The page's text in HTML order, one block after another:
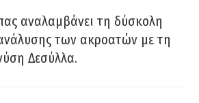
αναλαμβάνει τη δύσκολη
των ακροατών με τη
Δεσύλλα.